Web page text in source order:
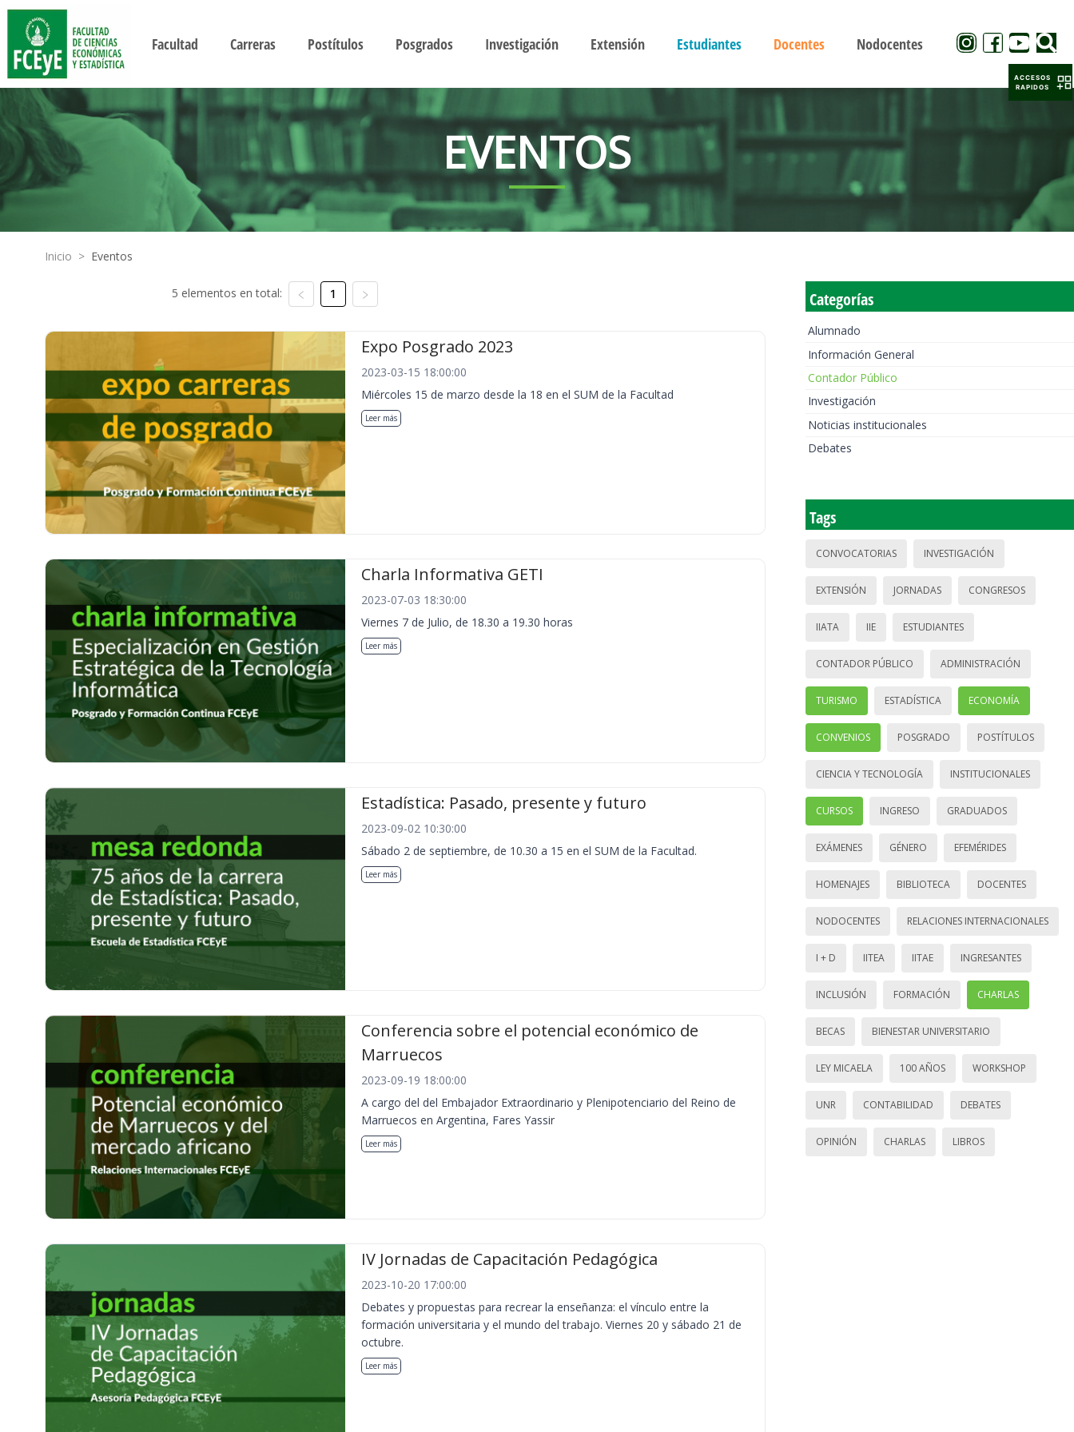
Facultad Carreras Postítulos Posgrados Investigación Extensión Estudiantes Docentes Nodocentes
EVENTOS
Inicio > Eventos
5 elementos en total: 1
Expo Posgrado 2023
2023-03-15 18:00:00
Miércoles 15 de marzo desde la 18 en el SUM de la Facultad
Leer más
Charla Informativa GETI
2023-07-03 18:30:00
Viernes 7 de Julio, de 18.30 a 19.30 horas
Leer más
Estadística: Pasado, presente y futuro
2023-09-02 10:30:00
Sábado 2 de septiembre, de 10.30 a 15 en el SUM de la Facultad.
Leer más
Conferencia sobre el potencial económico de
Marruecos
2023-09-19 18:00:00
A cargo del del Embajador Extraordinario y Plenipotenciario del Reino de
Marruecos en Argentina, Fares Yassir
Leer más
IV Jornadas de Capacitación Pedagógica
2023-10-20 17:00:00
Debates y propuestas para recrear la enseñanza: el vínculo entre la
formación universitaria y el mundo del trabajo. Viernes 20 y sábado 21 de
octubre.
Leer más
Categorías
Alumnado
Información General
Contador Público
Investigación
Noticias institucionales
Debates
Tags
CONVOCATORIAS INVESTIGACIÓN
EXTENSIÓN JORNADAS CONGRESOS
IIATA IIE ESTUDIANTES
CONTADOR PÚBLICO ADMINISTRACIÓN
TURISMO ESTADÍSTICA ECONOMÍA
CONVENIOS POSGRADO POSTÍTULOS
CIENCIA Y TECNOLOGÍA INSTITUCIONALES
CURSOS INGRESO GRADUADOS
EXÁMENES GÉNERO EFEMÉRIDES
HOMENAJES BIBLIOTECA DOCENTES
NODOCENTES RELACIONES INTERNACIONALES
I + D IITEA IITAE INGRESANTES
INCLUSIÓN FORMACIÓN CHARLAS
BECAS BIENESTAR UNIVERSITARIO
LEY MICAELA 100 AÑOS WORKSHOP
UNR CONTABILIDAD DEBATES
OPINIÓN CHARLAS LIBROS
ACCESOS
RAPIDOS